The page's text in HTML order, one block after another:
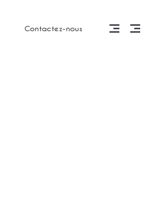
Contactez-nous